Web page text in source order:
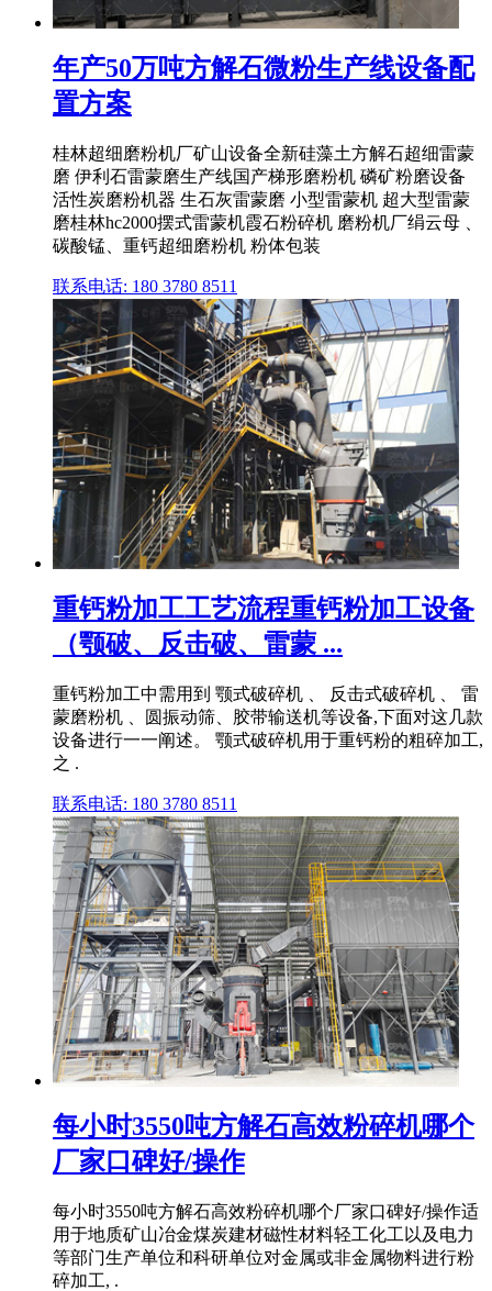
年产50万吨方解石微粉生产线设备配
置方案
桂林超细磨粉机厂矿山设备全新硅藻土方解石超细雷蒙
磨 伊利石雷蒙磨生产线国产梯形磨粉机 磷矿粉磨设备
活性炭磨粉机器 生石灰雷蒙磨 小型雷蒙机 超大型雷蒙
磨桂林hc2000摆式雷蒙机霞石粉碎机 磨粉机厂绢云母 、
碳酸锰、重钙超细磨粉机 粉体包装
联系电话: 180 3780 8511
重钙粉加工工艺流程重钙粉加工设备
（颚破、反击破、雷蒙 ...
重钙粉加工中需用到 颚式破碎机 、 反击式破碎机 、 雷
蒙磨粉机 、圆振动筛、胶带输送机等设备,下面对这几款
设备进行一一阐述。 颚式破碎机用于重钙粉的粗碎加工,
之 .
联系电话: 180 3780 8511
每小时3550吨方解石高效粉碎机哪个
厂家口碑好/操作
每小时3550吨方解石高效粉碎机哪个厂家口碑好/操作适
用于地质矿山冶金煤炭建材磁性材料轻工化工以及电力
等部门生产单位和科研单位对金属或非金属物料进行粉
碎加工, .